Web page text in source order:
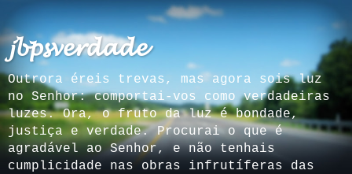
𝓳𝓫𝓹𝓼𝓿𝓮𝓻𝓭𝓪𝓭𝓮
Outrora éreis trevas, mas agora sois luz
no Senhor: comportai-vos como verdadeiras
luzes. Ora, o fruto da luz é bondade,
justiça e verdade. Procurai o que é
agradável ao Senhor, e não tenhais
cumplicidade nas obras infrutíferas das